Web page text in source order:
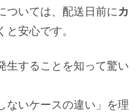
ついては、配送日前に カ
と安心です。
生することを知って驚い
ないケースの違い」を理